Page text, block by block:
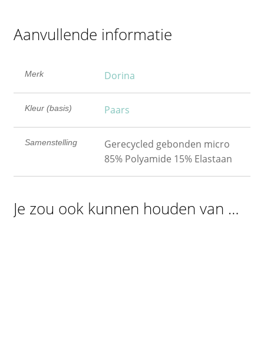
Aanvullende informatie
Merk Dorina
Kleur (basis) Paars
Samenstelling
Gerecycled gebonden micro
85% Polyamide 15% Elastaan
Je zou ook kunnen houden van …